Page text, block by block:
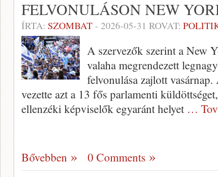
FELVONULÁSON NEW
ÍRTA: SZOMBAT- 2026-05-31 ROVAT:
A szervezők szerint a New
valaha megrendezett
felvonulása zajlott
vezette azt a 13 fős parlamenti
ellenzéki képviselők egyaránt helyet …
Bővebben 0 Comments